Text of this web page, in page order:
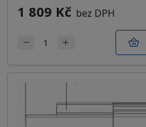
1 809 Kč bez DPH